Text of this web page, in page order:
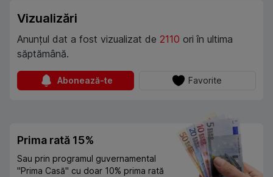
Vizualizări
Anunțul dat a fost vizualizat de 2110 ori în ultima
săptămână.
Abonează-te Favorite
Prima rată 15%
Sau prin programul guvernamental
"Prima Casă" cu doar 10% prima rată